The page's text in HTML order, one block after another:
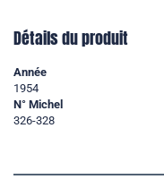
Détails du produit
Année
1954
N° Michel
326-328